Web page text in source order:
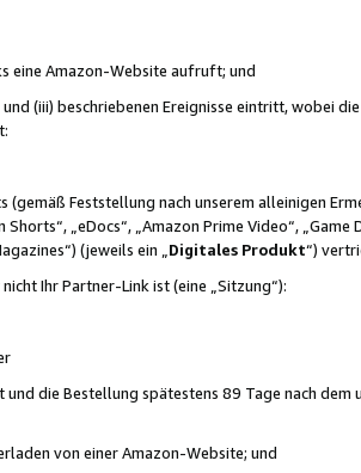
eine Amazon-Website aufruft; und
(iii) beschriebenen Ereignisse eintritt, wobei
Feststellung nach unserem alleinigen
„eDocs“, „Amazon Prime Video“, „Game
(jeweils ein „ Digitales Produkt“)
Ihr Partner-Link ist (eine „Sitzung“):
die Bestellung spätestens 89 Tage nach dem
von einer Amazon-Website; und